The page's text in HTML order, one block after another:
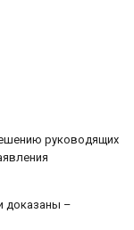
руководящих
доказаны –